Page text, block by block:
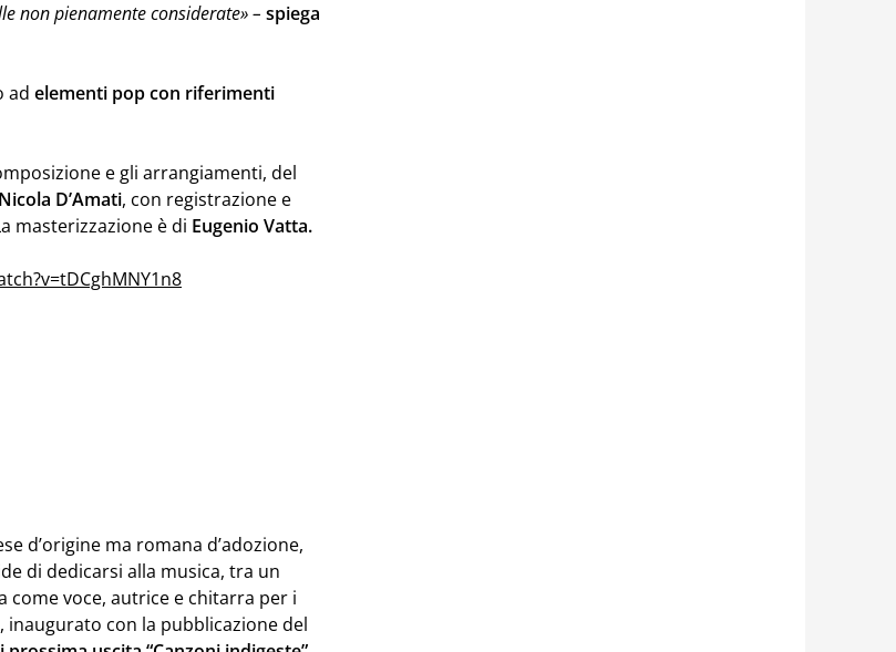
non pienamente considerate» – spiega
ad elementi pop con riferimenti
e gli arrangiamenti, del
Nicola D’Amati, con registrazione e
masterizzazione è di Eugenio Vatta.
d’origine ma romana d’adozione,
di dedicarsi alla musica, tra un
come voce, autrice e chitarra per i
con la pubblicazione del